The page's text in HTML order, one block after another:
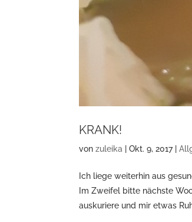
KRANK!
vonzuleika |Okt. 9, 2017|
Ich liege weiterhin aus
Im Zweifel bitte nächste
auskuriere und mir etwas